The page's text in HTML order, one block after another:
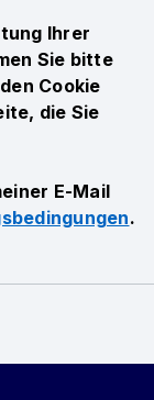
Ihrer
Sie bitte
Cookie
die Sie
E-Mail
.